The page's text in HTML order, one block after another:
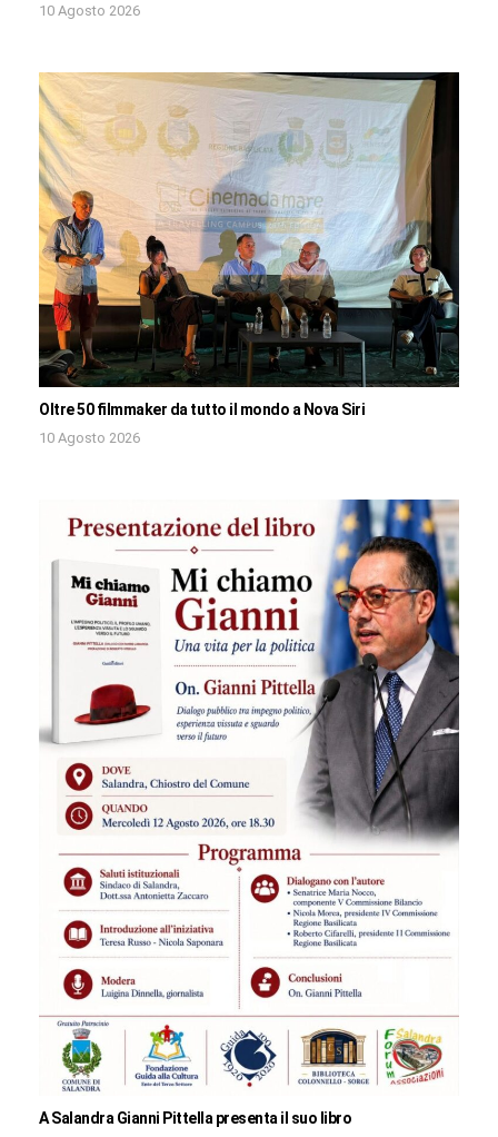
10 Agosto 2026
Oltre 50 filmmaker da tutto il mondo a Nova Siri
10 Agosto 2026
A Salandra Gianni Pittella presenta il suo libro